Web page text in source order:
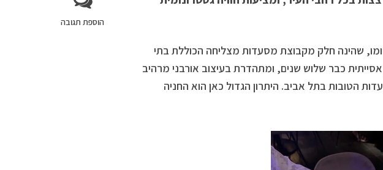
הוספת תגובה
שהינה חלק מקבוצת מסעדות מצליחה הכוללת בתי
כבר שלוש שנים, ומתהדרת בעיצוב אורבני מרהיב
הטובות בתל אביב. היתרון הגדול כאן הוא החניה